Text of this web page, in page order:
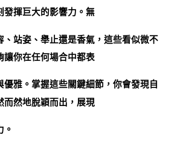
發揮巨大的影響力。無
、站姿、舉止還是香氣，這些看似微不
讓你在任何場合中都表
優雅。掌握這些關鍵細節，你會發現自
而然地脫穎而出，展現
。